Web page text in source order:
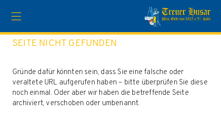
Fehler
SEITE NICHT GEFUNDEN
Gründe dafür könnten sein, dass Sie eine falsche oder
veraltete URL aufgerufen haben – bitte überprüfen Sie diese
noch einmal. Oder aber wir haben die betreffende Seite
archiviert, verschoben oder umbenannt.